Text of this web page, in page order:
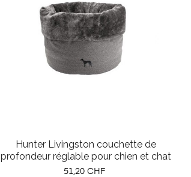
Hunter Livingston couchette de
profondeur réglable pour chien et chat
Prix
51,20 CHF